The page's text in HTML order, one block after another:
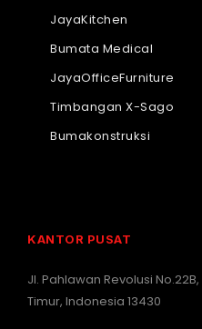
JayaKitchen
Bumata Medical
JayaOfficeFurniture
Timbangan X-Sago
Bumakonstruksi
KANTOR PUSAT
Jl. Pahlawan Revolusi
Timur, Indonesia 13430